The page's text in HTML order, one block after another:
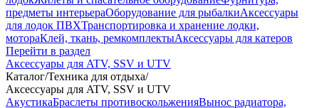
предметы интерьераОборудование для рыбалкиАксессуары
для лодок ПВХТранспортировка и хранение лодки,
мотораКлей, ткань, ремкомплектыАксессуары для катеров
Перейти в раздел
Аксессуары для ATV, SSV и UTV
Каталог/Техника для отдыха/
Аксессуары для ATV, SSV и UTV
АкустикаБраслеты противоскольженияВынос радиатора,